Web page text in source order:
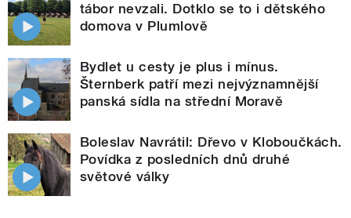
tábor nevzali. Dotklo se to i dětského
domova v Plumlově
Bydlet u cesty je plus i mínus.
Šternberk patří mezi nejvýznamnější
panská sídla na střední Moravě
Boleslav Navrátil: Dřevo v Kloboučkách.
Povídka z posledních dnů druhé
světové války